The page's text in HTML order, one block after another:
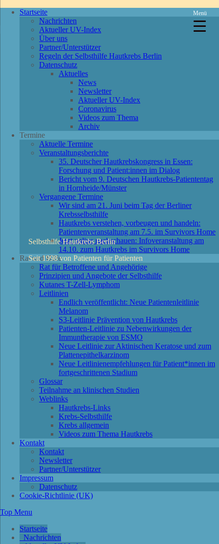
Startseite
Nachrichten
Aktueller UV-Index
Über uns
Partner/Unterstützer
Regeln der Selbsthilfe Hautkrebs Berlin
Datenschutz
Aktuelles
News
Newsletter
Aktueller UV-Index
Coronavirus
Videos zum Thema
Archiv
Termine
Aktuelle Termine
Veranstaltungsberichte
35. Deutscher Hautkrebskongress in Essen:
Forschung und Patient:innen im Dialog
Bericht vom 9. Deutschen Hautkrebs-Patiententag
in Hornheide/Münster
Vergangene Termine
Wir sind am 21. Juni beim Tag der Berliner
Krebsselbsthilfe
Hautkrebs verstehen, vorbeugen und handeln:
Patientenveranstaltung am 7.5. im Survivors Home
Jetzt online nachschauen: Infoveranstaltung am
14.10. zum Hautkrebs im Survivors Home
Rat und Hilfe
Rat für Betroffene und Angehörige
Prinzipien und Angebote der Selbsthilfe
Kutanes T-Zell-Lymphom
Leitlinien
Endlich veröffentlicht: Neue Patientenleitlinie
Melanom
S3-Leitlinie Prävention von Hautkrebs
Patienten-Leitlinie zu Nebenwirkungen der
Immuntherapie von ESMO
Neue Leitlinie zur Aktinischen Keratose und zum
Plattenepithelkarzinom
Neue Leitlinienempfehlungen für Patient*innen im
fortgeschrittenen Stadium
Glossar
Teilnahme an klinischen Studien
Weblinks
Hautkrebs-Links
Krebs-Selbsthilfe
Krebs allgemein
Videos zum Thema Hautkrebs
Kontakt
Kontakt
Newsletter
Partner/Unterstützer
Impressum
Datenschutz
Cookie-Richtlinie (UK)
Top Menu
Startseite
Nachrichten
Selbsthilfe Hautkrebs Berlin
Seit 1998 von Patienten für Patienten
Menü